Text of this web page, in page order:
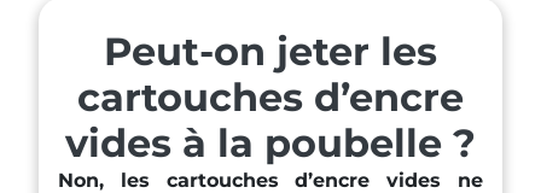
Peut-on jeter les
cartouches d’encre
vides à la poubelle ?
Non, les cartouches d’encre vides ne